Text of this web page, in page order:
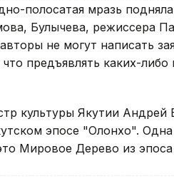
полосатая мразь
Булычева, режиссера
не могут написать
предъявлять каких-
культуры Якутии
эпосе "Олонхо".
Мировое Дерево из